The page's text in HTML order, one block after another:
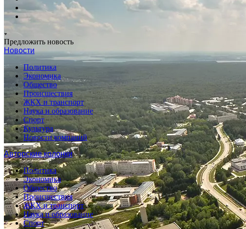
Предложить новость
Новости
Политика
Экономика
Общество
Происшествия
ЖКХ и транспорт
Наука и образование
Спорт
Культура
Новости компаний
Авторские колонки
Политика
Экономика
Общество
Происшествия
ЖКХ и транспорт
Наука и образование
Спорт